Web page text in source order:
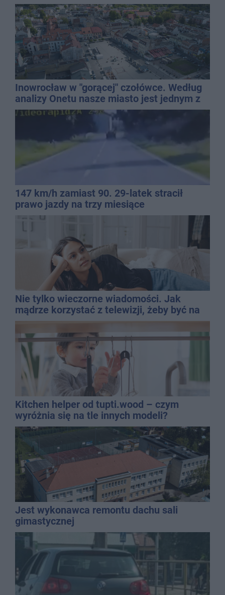
Inowrocław w "gorącej" czołówce. Według
analizy Onetu nasze miasto jest jednym z
najbardziej narażonych na upały
147 km/h zamiast 90. 29-latek stracił
prawo jazdy na trzy miesiące
Nie tylko wieczorne wiadomości. Jak
mądrze korzystać z telewizji, żeby być na
bieżąco, ale nie żyć w informacyjnym
chaosie?
Kitchen helper od tupti.wood – czym
wyróżnia się na tle innych modeli?
Jest wykonawca remontu dachu sali
gimastycznej